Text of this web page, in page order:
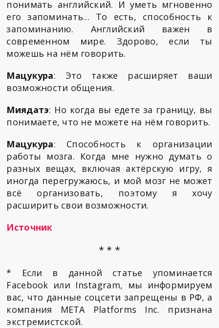
понимать английский. И уметь мгновенно
его запоминать... То есть, способность к
запоминанию. Английский важен в
современном мире. Здорово, если ты
можешь на нём говорить.
Мацукура: Это также расширяет ваши
возможности общения.
Миядатэ: Но когда вы едете за границу, вы
понимаете, что не можете на нём говорить.
Мацукура: Способность к организации
работы мозга. Когда мне нужно думать о
разных вещах, включая актёрскую игру, я
иногда перегружаюсь, и мой мозг не может
всё организовать, поэтому я хочу
расширить свои возможности.
Источник
* * *
* Если в данной статье упоминается
Facebook или Instagram, мы информируем
вас, что данные соцсети запрещены в РФ, а
компания META Platforms Inc. признана
экстремистской.